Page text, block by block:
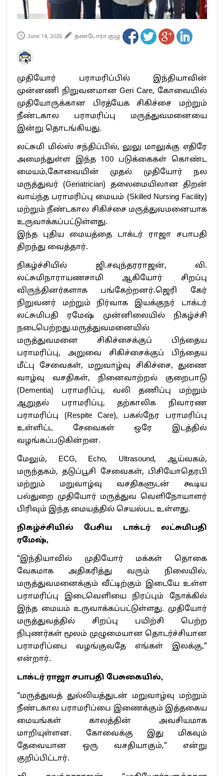
June 14, 2026 தண்டோரா குழு
முதியோர் பராமரிப்பில் இந்தியாவின்
முன்னணி நிறுவனமான Geri Care, கோவையில்
முதியோருக்கான பிரத்யேக சிகிச்சை மற்றும்
நீண்டகால பராமரிப்பு மருத்துவமனையை
இன்று தொடங்கியது.
லட்சுமி மில்ஸ் சந்திப்பில், லுலு மாலுக்கு எதிரே
அமைந்துள்ள இந்த 100 படுக்கைகள் கொண்ட
மையம்,கோவையின் முதல் முதியோர் நல
மருத்துவர் (Geriatrician) தலைமையிலான திறன்
வாய்ந்த பராமரிப்பு மையம் (Skilled Nursing Facility)
மற்றும் நீண்டகால சிகிச்சை மருத்துவமனையாக
உருவாக்கப்பட்டுள்ளது.
இந்த புதிய மையத்தை டாக்டர் ராஜா சபாபதி
திறந்து வைத்தார்.
நிகழ்ச்சியில் ஜி.சவுந்தரராஜன், வி.
லட்சுமிநாராயணசாமி ஆகியோர் சிறப்பு
விருந்தினர்களாக பங்கேற்றனர்.ஜெரி கேர்
நிறுவனர் மற்றும் நிர்வாக இயக்குநர் டாக்டர்
லட்சுமிபதி ரமேஷ் முன்னிலையில் நிகழ்ச்சி
நடைபெற்றது.மருத்துவமனையில்
மருத்துவமனை சிகிச்சைக்குப் பிந்தைய
பராமரிப்பு, அறுவை சிகிச்சைக்குப் பிந்தைய
மீட்பு சேவைகள், மறுவாழ்வு சிகிச்சை, துணை
வாழ்வு வசதிகள், நினைவாற்றல் குறைபாடு
(Dementia) பராமரிப்பு, வலி தணிப்பு மற்றும்
ஆறுதல் பராமரிப்பு, தற்காலிக நிவாரண
பராமரிப்பு (Respite Care), பகல்நேர பராமரிப்பு
உள்ளிட்ட சேவைகள் ஒரே இடத்தில்
வழங்கப்படுகின்றன.
மேலும், ECG, Echo, Ultrasound, ஆய்வகம்,
மருந்தகம், தடுப்பூசி சேவைகள், பிசியோதெரபி
மற்றும் மறுவாழ்வு வசதிகளுடன் கூடிய
பல்துறை முதியோர் மருத்துவ வெளிநோயாளர்
பிரிவும் இந்த மையத்தில் செயல்பட உள்ளது.
நிகழ்ச்சியில் பேசிய டாக்டர் லட்சுமிபதி
ரமேஷ்,
“இந்தியாவில் முதியோர் மக்கள் தொகை
வேகமாக அதிகரித்து வரும் நிலையில்,
மருத்துவமனைக்கும் வீட்டிற்கும் இடையே உள்ள
பராமரிப்பு இடைவெளியை நிரப்பும் நோக்கில்
இந்த மையம் உருவாக்கப்பட்டுள்ளது. முதியோர்
மருத்துவத்தில் சிறப்பு பயிற்சி பெற்ற
நிபுணர்கள் மூலம் முழுமையான தொடர்ச்சியான
பராமரிப்பை வழங்குவதே எங்கள் இலக்கு,”
என்றார்.
டாக்டர் ராஜா சபாபதி பேசுகையில்,
“மருத்துவத் துல்லியத்துடன் மறுவாழ்வு மற்றும்
நீண்டகால பராமரிப்பை இணைக்கும் இத்தகைய
மையங்கள் காலத்தின் அவசியமாக
மாறியுள்ளன. கோவைக்கு இது மிகவும்
தேவையான ஒரு வசதியாகும்,” என்று
குறிப்பிட்டார்.